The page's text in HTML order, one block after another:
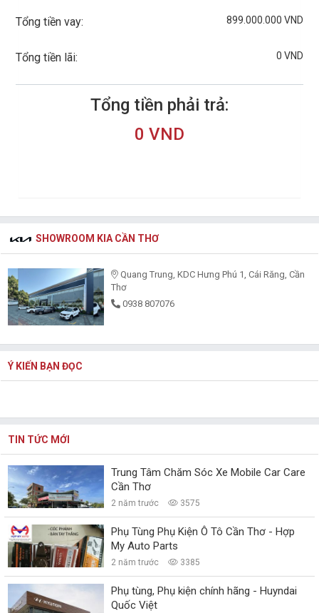
Tổng tiền vay: 899.000.000 VND
Tổng tiền lãi: 0 VND
Tổng tiền phải trả:
0 VND
SHOWROOM KIA CẦN THƠ
Quang Trung, KDC Hưng Phú 1, Cái Răng, Cần
Thơ
0938 807076
Ý KIẾN BẠN ĐỌC
TIN TỨC MỚI
Trung Tâm Chăm Sóc Xe Mobile Car Care
Cần Thơ
2 năm trước 3575
Phụ Tùng Phụ Kiện Ô Tô Cần Thơ - Hợp
My Auto Parts
2 năm trước 3385
Phụ tùng, Phụ kiện chính hãng - Huyndai
Quốc Việt